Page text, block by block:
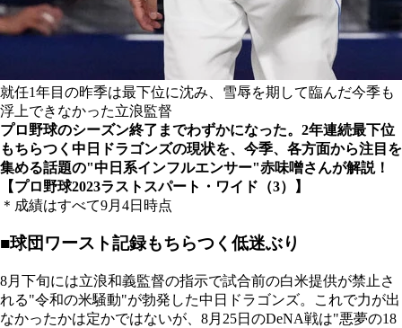
就任1年目の昨季は最下位に沈み、雪辱を期して臨んだ今季も
浮上できなかった立浪監督
プロ野球のシーズン終了までわずかになった。2年連続最下位
もちらつく中日ドラゴンズの現状を、今季、各方面から注目を
集める話題の"中日系インフルエンサー"赤味噌さんが解説！
【プロ野球2023ラストスパート・ワイド（3）】
＊成績はすべて9月4日時点
■球団ワースト記録もちらつく低迷ぶり
8月下旬には立浪和義監督の指示で試合前の白米提供が禁止さ
れる"令和の米騒動"が勃発した中日ドラゴンズ。これで力が出
なかったかは定かではないが、8月25日のDeNA戦は"悪夢の18